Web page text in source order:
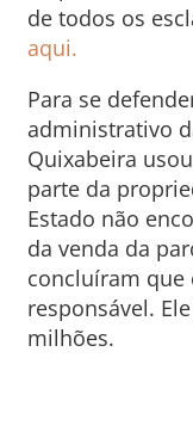
de todos os
aqui.
Para se
administrativo
Quixabeira
parte da
Estado não
da venda da
concluíram que
responsável.
milhões.